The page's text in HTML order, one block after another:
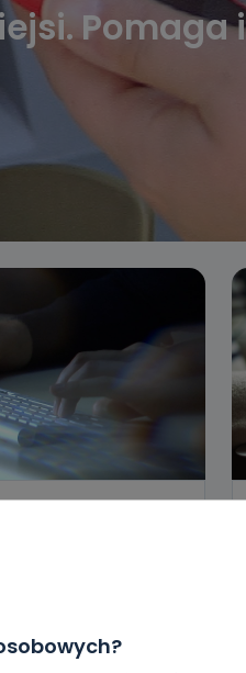
Pomaga